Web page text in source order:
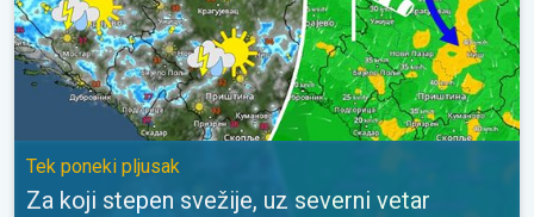
Tek poneki pljusak
Za koji stepen svežije, uz severni vetar